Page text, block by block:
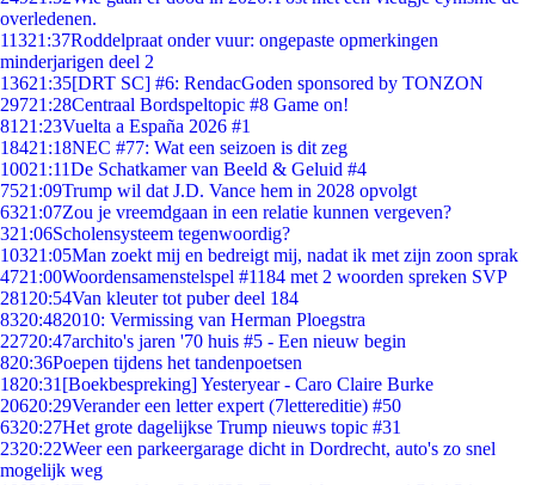
overledenen.
11321:37Roddelpraat onder vuur: ongepaste opmerkingen
minderjarigen deel 2
13621:35[DRT SC] #6: RendacGoden sponsored by TONZON
29721:28Centraal Bordspeltopic #8 Game on!
81 21:23Vuelta a España 2026 #1
18421:18NEC #77: Wat een seizoen is dit zeg
10021:11De Schatkamer van Beeld & Geluid #4
7521:09Trump wil dat J.D. Vance hem in 2028 opvolgt
6321:07Zou je vreemdgaan in een relatie kunnen vergeven?
321:06Scholensysteem tegenwoordig?
10321:05Man zoekt mij en bedreigt mij, nadat ik met zijn zoon sprak
4721:00Woordensamenstelspel #1184 met 2 woorden spreken SVP
281 20:54Van kleuter tot puber deel 184
8320:482010: Vermissing van Herman Ploegstra
22720:47archito's jaren '70 huis #5 - Een nieuw begin
820:36Poepen tijdens het tandenpoetsen
1820:31 [Boekbespreking] Yesteryear - Caro Claire Burke
20620:29Verander een letter expert (7lettereditie) #50
6320:27Het grote dagelijkse Trump nieuws topic #31
2320:22Weer een parkeergarage dicht in Dordrecht, auto's zo snel
mogelijk weg